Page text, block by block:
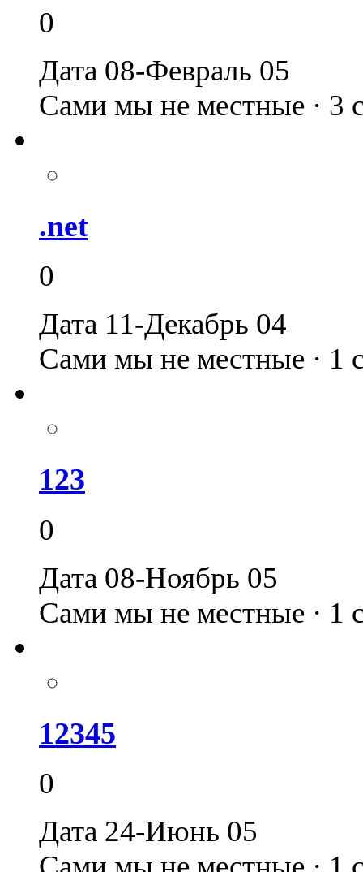
0
Дата 08-Февраль 05
Сами мы не местные · 3
.net
0
Дата 11-Декабрь 04
Сами мы не местные · 1
123
0
Дата 08-Ноябрь 05
Сами мы не местные · 1
12345
0
Дата 24-Июнь 05